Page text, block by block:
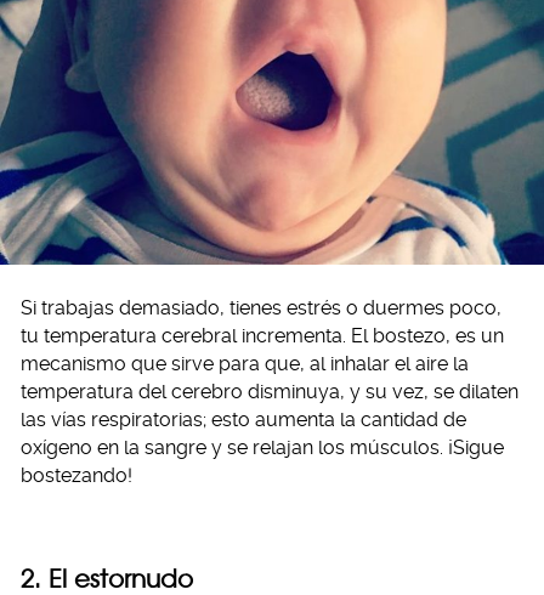
Si trabajas demasiado, tienes estrés o duermes poco,
tu temperatura cerebral incrementa. El bostezo, es un
mecanismo que sirve para que, al inhalar el aire la
temperatura del cerebro disminuya, y su vez, se dilaten
las vías respiratorias; esto aumenta la cantidad de
oxígeno en la sangre y se relajan los músculos. ¡Sigue
bostezando!
2. El estornudo